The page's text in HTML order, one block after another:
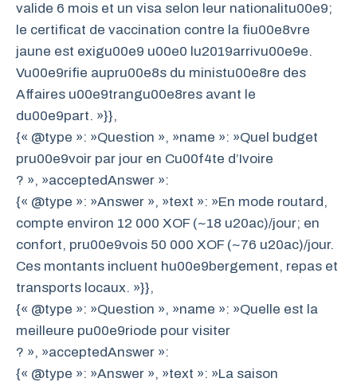
valide 6 mois et un visa selon leur nationalitu00e9;
le certificat de vaccination contre la fiu00e8vre
jaune est exigu00e9 u00e0 lu2019arrivu00e9e.
Vu00e9rifie aupru00e8s du ministu00e8re des
Affaires u00e9trangu00e8res avant le
du00e9part. »}},
{« @type »: »Question », »name »: »Quel budget
pru00e9voir par jour en Cu00f4te d’Ivoire
? », »acceptedAnswer »:
{« @type »: »Answer », »text »: »En mode routard,
compte environ 12 000 XOF (~18 u20ac)/jour; en
confort, pru00e9vois 50 000 XOF (~76 u20ac)/jour.
Ces montants incluent hu00e9bergement, repas et
transports locaux. »}},
{« @type »: »Question », »name »: »Quelle est la
meilleure pu00e9riode pour visiter
? », »acceptedAnswer »:
{« @type »: »Answer », »text »: »La saison